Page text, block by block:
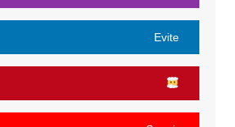
Evite